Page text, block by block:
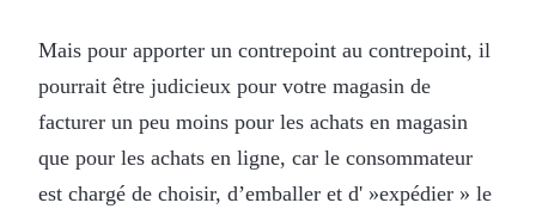
Mais pour apporter un contrepoint au contrepoint, il
pourrait être judicieux pour votre magasin de
facturer un peu moins pour les achats en magasin
que pour les achats en ligne, car le consommateur
est chargé de choisir, d’emballer et d' »expédier » le